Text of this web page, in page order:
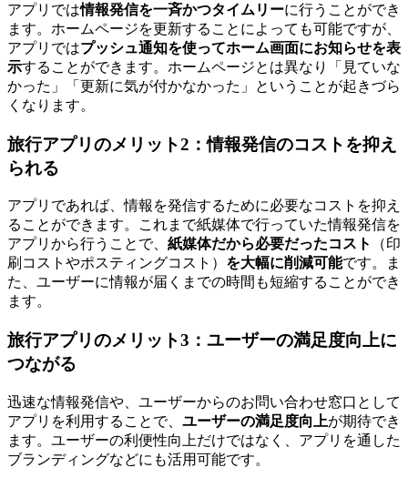
アプリでは情報発信を一斉かつタイムリーに行うことができ
ます。ホームページを更新することによっても可能ですが、
アプリではプッシュ通知を使ってホーム画面にお知らせを表
示することができます。ホームページとは異なり「見ていな
かった」「更新に気が付かなかった」ということが起きづら
くなります。
旅行アプリのメリット2：情報発信のコストを抑え
られる
アプリであれば、情報を発信するために必要なコストを抑え
ることができます。これまで紙媒体で行っていた情報発信を
アプリから行うことで、 紙媒体だから必要だったコスト
（印
刷コストやポスティングコスト） を大幅に削減可能です。ま
た、ユーザーに情報が届くまでの時間も短縮することができ
ます。
旅行アプリのメリット3：ユーザーの満足度向上に
つながる
迅速な情報発信や、ユーザーからのお問い合わせ窓口として
アプリを利用することで、 ユーザーの満足度向上が期待でき
ます。ユーザーの利便性向上だけではなく、アプリを通した
ブランディングなどにも活用可能です。